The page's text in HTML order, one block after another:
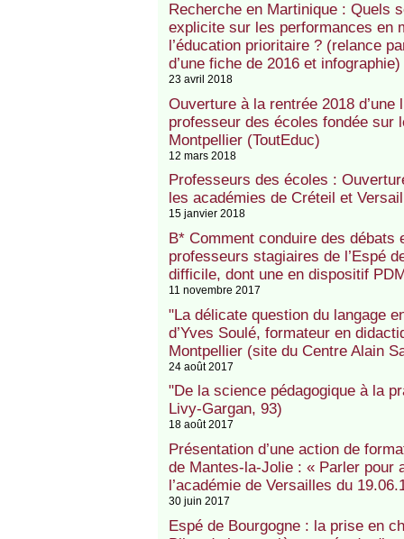
Recherche en Martinique : Quels
explicite sur les performances en
l’éducation prioritaire ? (relance
d’une fiche de 2016 et infographie)
23 avril 2018
Ouverture à la rentrée 2018
professeur des écoles fondée sur
Montpellier (ToutEduc)
12 mars 2018
Professeurs des écoles :
les académies de Créteil et
15 janvier 2018
B* Comment conduire des
professeurs stagiaires de l’Espé
difficile, dont une en dispositif
11 novembre 2017
"La délicate question du langage
d’Yves Soulé, formateur en
Montpellier (site du Centre Alain
24 août 2017
"De la science pédagogique à la
Livy-Gargan, 93)
18 août 2017
Présentation d’une action de
de Mantes-la-Jolie : « Parler pour
l’académie de Versailles du
30 juin 2017
Espé de Bourgogne : la prise en